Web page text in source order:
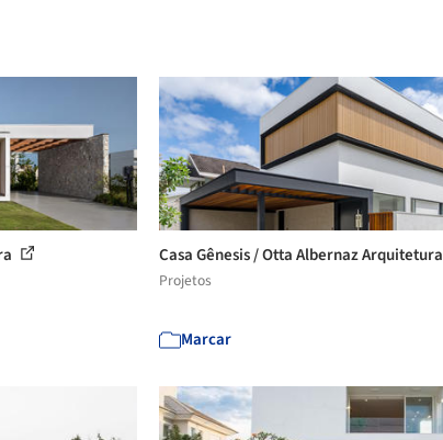
Casa Gênesis / Otta Albernaz Arquitetura
Projetos
Marcar